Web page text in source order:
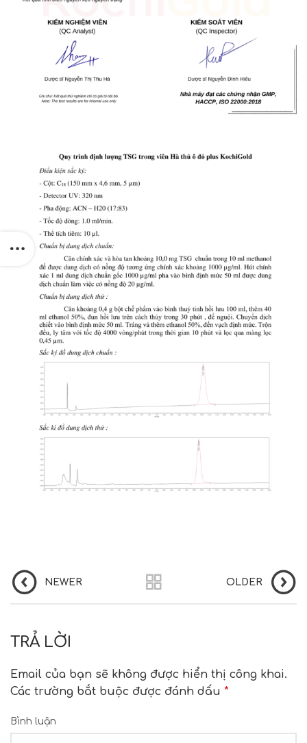
NEWER OLDER
TRẢ LỜI
Email của bạn sẽ không được hiển thị công khai.
Các trường bắt buộc được đánh dấu *
Bình luận